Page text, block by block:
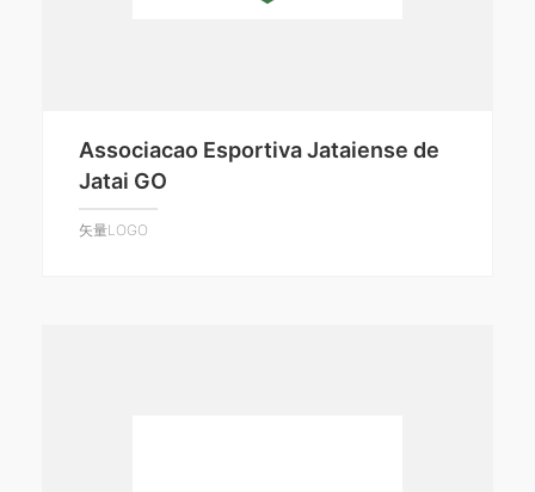
Associacao Esportiva Jataiense de
Jatai GO
矢量LOGO